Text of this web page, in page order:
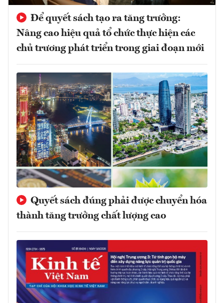
Để quyết sách tạo ra tăng trưởng:
Nâng cao hiệu quả tổ chức thực hiện các
chủ trương phát triển trong giai đoạn mới
Quyết sách đúng phải được chuyển hóa
thành tăng trưởng chất lượng cao